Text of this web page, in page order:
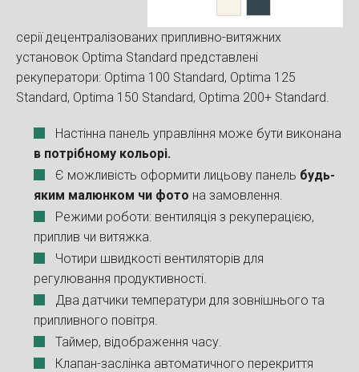
серії децентралізованих припливно-витяжних
установок Optima Standard представлені
рекуператори: Optima 100 Standard, Optima 125
Standard, Optima 150 Standard, Optima 200+ Standard.
Настінна панель управління може бути виконана
в потрібному кольорі.
Є можливість оформити лицьову панель будь-
яким малюнком чи фото на замовлення.
Режими роботи: вентиляція з рекуперацією,
приплив чи витяжка.
Чотири швидкості вентиляторів для
регулювання продуктивності.
Два датчики температури для зовнішнього та
припливного повітря.
Таймер, відображення часу.
Клапан-заслінка автоматичного перекриття